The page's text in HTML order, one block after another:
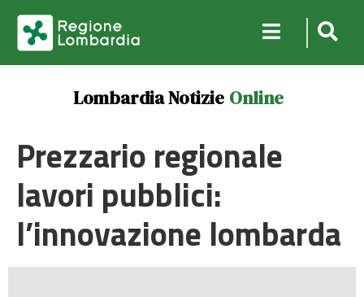
Lombardia Notizie Online
Prezzario regionale
lavori pubblici:
l’innovazione lombarda